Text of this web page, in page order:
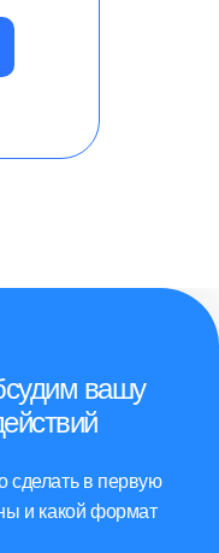
вашу
сделать в первую
и какой формат